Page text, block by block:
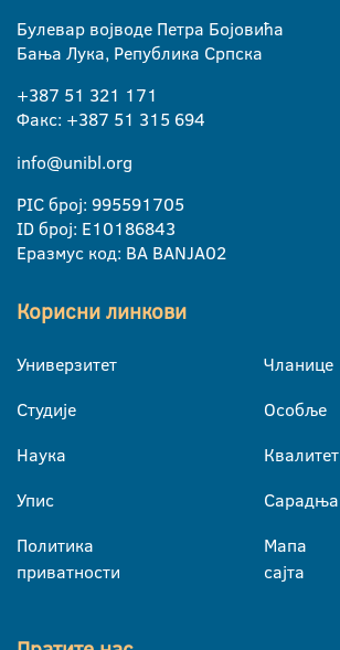
Булевар војводе Петра Бојовића
Бања Лука, Република Српска
+387 51 321 171
Факс: +387 51 315 694
info@unibl.org
PIC број: 995591705
ID број: E10186843
Еразмус код: BA BANJA02
Корисни линкови
Универзитет
Студије
Наука
Упис
Политика
приватности
Чланице
Особље
Квалитет
Сарадња
Мапа
сајта